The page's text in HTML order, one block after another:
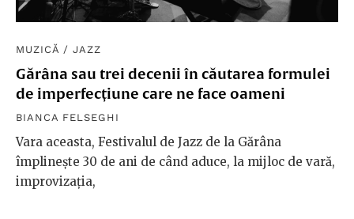
MUZICĂ /JAZZ
Gărâna sau trei decenii în căutarea formulei
de imperfecțiune care ne face oameni
BIANCA FELSEGHI
Vara aceasta, Festivalul de Jazz de la Gărâna
împlinește 30 de ani de când aduce, la mijloc de vară,
improvizația,